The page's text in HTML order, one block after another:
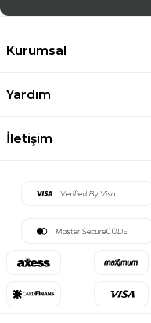
Kurumsal
Yardım
İletişim